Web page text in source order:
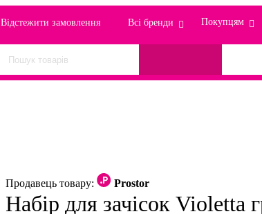
Відстежити замовлення Всі бренди Покупцям
Продавець товару: Prostor
Набір для зачісок Violetta